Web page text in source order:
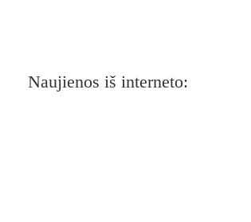
Naujienos iš interneto: